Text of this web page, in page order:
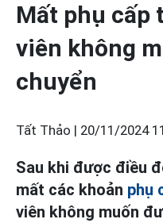
Mất phụ cấp
viên không
chuyển
Tất Thảo | 20/11/2024
Sau khi được điều
mất các khoản phụ
viên không muốn